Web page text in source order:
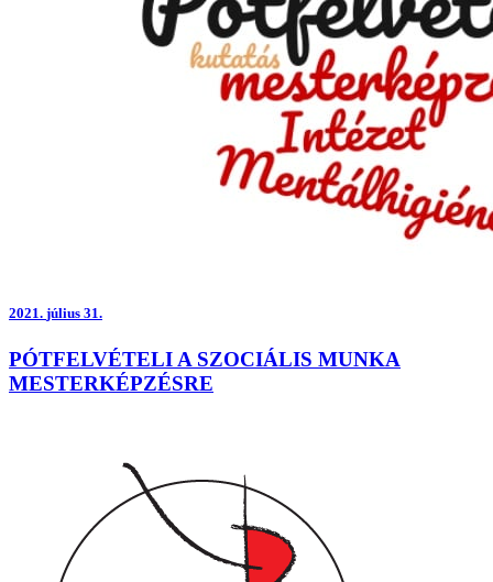
2021. július 31.
PÓTFELVÉTELI A SZOCIÁLIS MUNKA
MESTERKÉPZÉSRE